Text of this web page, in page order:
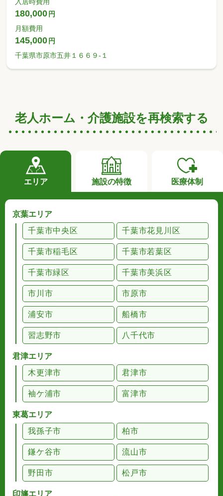
180,000円
月額費用
145,000円
千葉県市原市五井１６６９-１
老人ホーム・介護施設を再検索する
エリア 施設の特徴 医療体制
京葉エリア
千葉市中央区
千葉市花見川区
千葉市稲毛区 千葉市若葉区
千葉市緑区 千葉市美浜区
市川市 市原市
浦安市 船橋市
習志野市 八千代市
君津エリア
木更津市
君津市
袖ケ浦市 富津市
東葛エリア
我孫子市
柏市
鎌ケ谷市 流山市
野田市 松戸市
印旛エリア